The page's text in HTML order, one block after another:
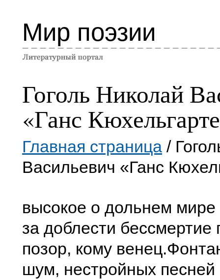
Мир поэзии
Гоголь Николай
«Ганс
Главная страница /
Васильевич «Ганс
высокое о дольнем мире
за доблести бессмертие
позор, кому венец.
шум, нестройных песней